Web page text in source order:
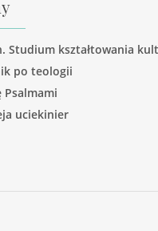
Studium kształtowania
po teologii
Psalmami
uciekinier